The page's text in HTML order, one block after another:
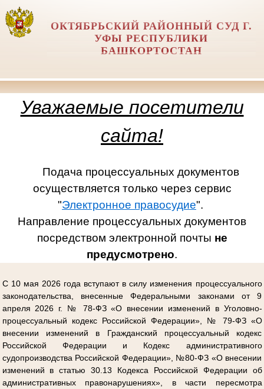
ОКТЯБРЬСКИЙ РАЙОННЫЙ СУД Г.
УФЫ РЕСПУБЛИКИ
БАШКОРТОСТАН
Уважаемые посетители
сайта!
Подача процессуальных документов
осуществляется только через сервис
"Электронное правосудие".
Направление процессуальных документов
посредством электронной почты не
предусмотрено.
С 10 мая 2026 года вступают в силу изменения процессуального
законодательства, внесенные Федеральными законами от 9
апреля 2026 г. № 78-ФЗ «О внесении изменений в Уголовно-
процессуальный кодекс Российской Федерации», № 79-ФЗ «О
внесении изменений в Гражданский процессуальный кодекс
Российской Федерации и Кодекс административного
судопроизводства Российской Федерации», №80-ФЗ «О внесении
изменений в статью 30.13 Кодекса Российской Федерации об
административных правонарушениях», в части пересмотра